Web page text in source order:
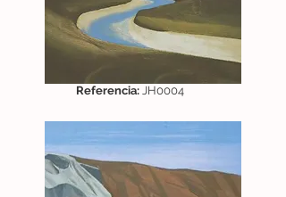
Referencia: JH0004